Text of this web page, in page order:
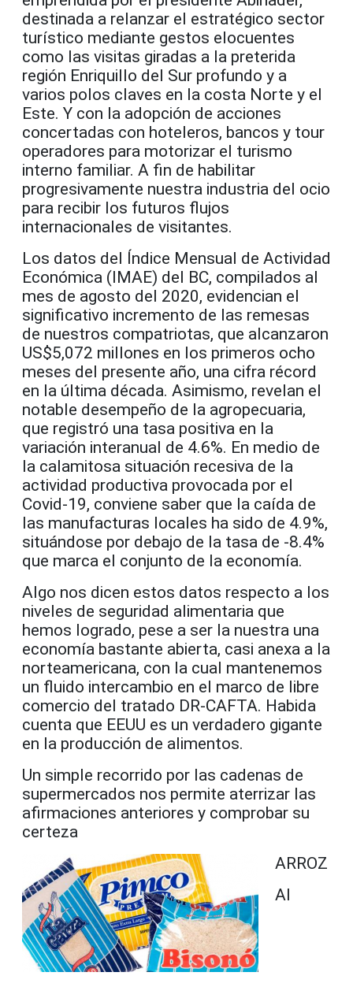
destinada a relanzar el estratégico sector
turístico mediante gestos elocuentes
como las visitas giradas a la preterida
región Enriquillo del Sur profundo y a
varios polos claves en la costa Norte y el
Este. Y con la adopción de acciones
concertadas con hoteleros, bancos y tour
operadores para motorizar el turismo
interno familiar. A fin de habilitar
progresivamente nuestra industria del ocio
para recibir los futuros flujos
internacionales de visitantes.
Los datos del Índice Mensual de Actividad
Económica (IMAE) del BC, compilados al
mes de agosto del 2020, evidencian el
significativo incremento de las remesas
de nuestros compatriotas, que alcanzaron
US$5,072 millones en los primeros ocho
meses del presente año, una cifra récord
en la última década. Asimismo, revelan el
notable desempeño de la agropecuaria,
que registró una tasa positiva en la
variación interanual de 4.6%. En medio de
la calamitosa situación recesiva de la
actividad productiva provocada por el
Covid-19, conviene saber que la caída de
las manufacturas locales ha sido de 4.9%,
situándose por debajo de la tasa de -8.4%
que marca el conjunto de la economía.
Algo nos dicen estos datos respecto a los
niveles de seguridad alimentaria que
hemos logrado, pese a ser la nuestra una
economía bastante abierta, casi anexa a la
norteamericana, con la cual mantenemos
un fluido intercambio en el marco de libre
comercio del tratado DR-CAFTA. Habida
cuenta que EEUU es un verdadero gigante
en la producción de alimentos.
Un simple recorrido por las cadenas de
supermercados nos permite aterrizar las
afirmaciones anteriores y comprobar su
certeza
ARROZ
Al